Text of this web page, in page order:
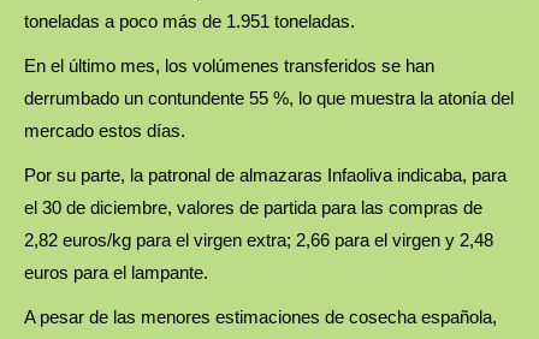
toneladas a poco más de 1.951 toneladas.
En el último mes, los volúmenes transferidos se han
derrumbado un contundente 55 %, lo que muestra la atonía del
mercado estos días.
Por su parte, la patronal de almazaras Infaoliva indicaba, para
el 30 de diciembre, valores de partida para las compras de
2,82 euros/kg para el virgen extra; 2,66 para el virgen y 2,48
euros para el lampante.
A pesar de las menores estimaciones de cosecha española,